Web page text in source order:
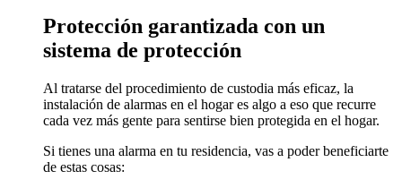
Protección garantizada con un
sistema de protección
Al tratarse del procedimiento de custodia más eficaz, la
instalación de alarmas en el hogar es algo a eso que recurre
cada vez más gente para sentirse bien protegida en el hogar.
Si tienes una alarma en tu residencia, vas a poder beneficiarte
de estas cosas: